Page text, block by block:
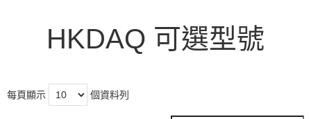
HKDAQ 可選型號
每頁顯示 個資料列